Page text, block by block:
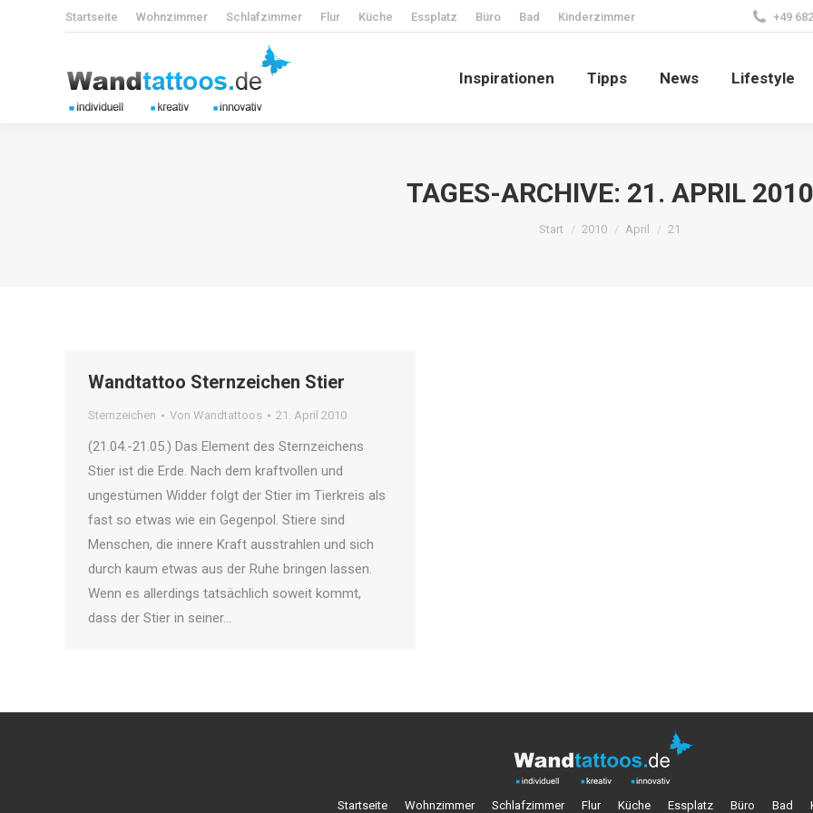
Startseite Wohnzimmer Schlafzimmer Flur Küche Essplatz Büro Bad Kinderzimmer +49
Inspirationen Tipps News Lifestyle
TAGES-ARCHIVE: 21. APRIL 2010
Sie befinden sich hier:
Start 2010 April 21
Wandtattoo Sternzeichen Stier
Sternzeichen Von Wandtattoos 21. April 2010
(21.04.-21.05.) Das Element des Sternzeichens
Stier ist die Erde. Nach dem kraftvollen und
ungestümen Widder folgt der Stier im Tierkreis als
fast so etwas wie ein Gegenpol. Stiere sind
Menschen, die innere Kraft ausstrahlen und sich
durch kaum etwas aus der Ruhe bringen lassen.
Wenn es allerdings tatsächlich soweit kommt,
dass der Stier in seiner…
Startseite Wohnzimmer Schlafzimmer Flur Küche Essplatz Büro Bad
Inspirationen Tipps News Lifestyle